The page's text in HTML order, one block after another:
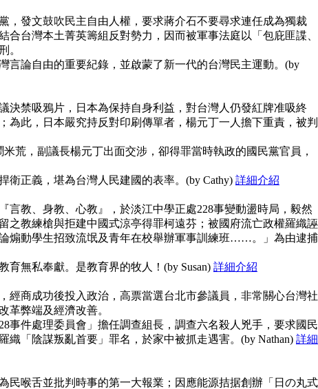
，發文鼓吹民主自由人權，要求蔣介石不要尋求連任成為獨裁
合台灣本土菁英籌組反對勢力，因而被軍事法庭以「包庇匪諜、
。
言論自由的重要紀錄，並啟蒙了新一代的台灣民主運動。(by
決禁吸鴉片，日本為保持自身利益，對台灣人仍發紅牌准吸終
為此，日本嚴究持反對印刷傳單者，楊元丁一人擔下重責，被判
荒，副議長楊元丁出面交涉，卻得罪當時執政的國民黨官員，
衛正義，堪為台灣人民建國的表率。(by Cathy) 詳細介紹
言教、身教、心教』，於淡江中學正處228事變動盪時局，毅然
之教練槍與拒建中國式涼亭得罪柯遠芬；被國府流亡政權羅織誣
煽動學生招致流氓及青年在校舉辦軍事訓練班……。」為由逮捕
育無私奉獻。是教育界的牧人！(by Susan) 詳細介紹
經商成功後投入政治，高票當選台北市參議員，非常關心台灣社
革弊端及經濟改善。
事件處理委員會」擔任調查組長，調查六名殺人兇手，要求國民
織「陰謀叛亂首要」罪名，於家中被抓走遇害。(by Nathan) 詳細
民喉舌並批判時事的第一大報業；因應能源拮据創辦「日の丸式